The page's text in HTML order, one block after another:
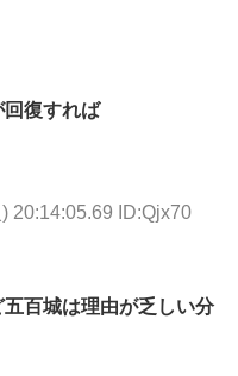
復すれば
20:14:05.69 ID:Qjx70
百城は理由が乏しい分